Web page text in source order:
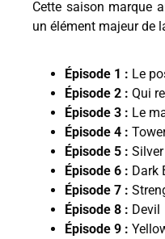
Cette saison marque
un élément majeur de
Épisode 1 : Le
Épisode 2 : Qui
Épisode 3 : Le
Épisode 4 :
Épisode 5 :
Épisode 6 : Dark
Épisode 7 :
Épisode 8 : Devil
Épisode 9 :